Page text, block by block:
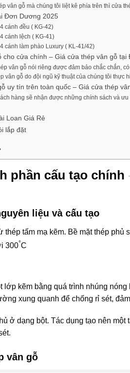
vân gỗ mà chúng tôi liệt kê phía trên thì cửa
Đơn Dương 2025
cánh đều ( KG-42)
cánh lệch ( KG-41)
cánh làm phào Luxury ( KL-41/42)
cho cửa chính – Giá cửa thép vân gỗ
vân gỗ nói riêng được đảm bảo chắc chắn,
vân gỗ do đội ngũ kỹ thuật của chúng tôi thực
uy tín trên toàn quốc – Giá cửa thép
hàng sẽ nhận được những chính sách và
Loan Giá Rẻ
lắp đặt
phần cấu tạo chính
liệu và cấu tạo
tấm mạ kẽm. Bề mặt thép phủ
300°C
lớp kẽm bằng quá trình nhúng
xung quanh để chống rỉ sét,
ở dạng bột. Tác dụng tạo nên một
vân gỗ